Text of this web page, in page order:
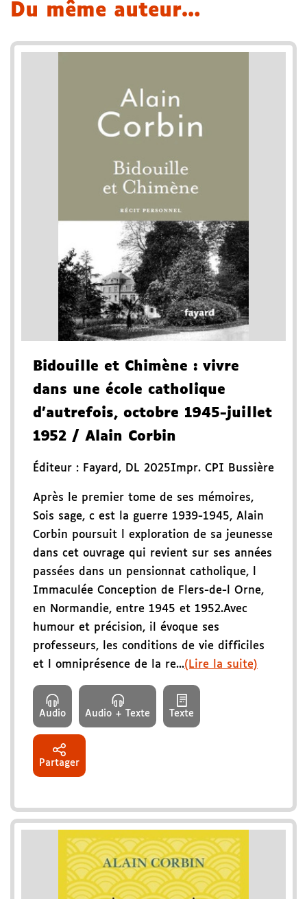
Du même auteur…
Bidouille et Chimène : vivre
dans une école catholique
d'autrefois, octobre 1945-juillet
1952 / Alain Corbin
Éditeur : Fayard , DL 2025Impr. CPI Bussière
Après le premier tome de ses mémoires,
Sois sage, c est la guerre 1939-1945, Alain
Corbin poursuit l exploration de sa jeunesse
dans cet ouvrage qui revient sur ses années
passées dans un pensionnat catholique, l
Immaculée Conception de Flers-de-l Orne,
en Normandie, entre 1945 et 1952.Avec
humour et précision, il évoque ses
professeurs, les conditions de vie difficiles
et l omniprésence de la re...(Lire la suite)
Audio Audio + Texte Texte
Partager